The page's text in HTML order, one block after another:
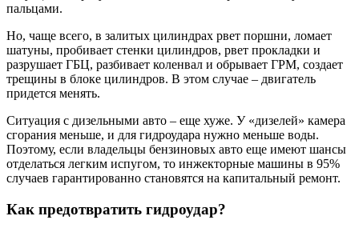
пальцами.
Но, чаще всего, в залитых цилиндрах рвет поршни, ломает
шатуны, пробивает стенки цилиндров, рвет прокладки и
разрушает ГБЦ, разбивает коленвал и обрывает ГРМ, создает
трещины в блоке цилиндров. В этом случае – двигатель
придется менять.
Ситуация с дизельными авто – еще хуже. У «дизелей» камера
сгорания меньше, и для гидроудара нужно меньше воды.
Поэтому, если владельцы бензиновых авто еще имеют шансы
отделаться легким испугом, то инжекторные машины в 95%
случаев гарантированно становятся на капитальный ремонт.
Как предотвратить гидроудар?